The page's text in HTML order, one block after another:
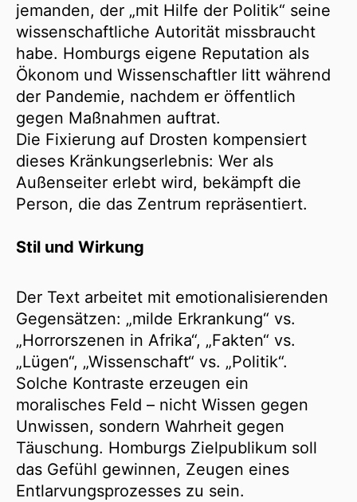
jemanden, der „mit Hilfe der Politik“ seine
wissenschaftliche Autorität missbraucht
habe. Homburgs eigene Reputation als
Ökonom und Wissenschaftler litt während
der Pandemie, nachdem er öffentlich
gegen Maßnahmen auftrat.
Die Fixierung auf Drosten kompensiert
dieses Kränkungserlebnis: Wer als
Außenseiter erlebt wird, bekämpft die
Person, die das Zentrum repräsentiert.
Stil und Wirkung
Der Text arbeitet mit emotionalisierenden
Gegensätzen: „milde Erkrankung“ vs.
„Horrorszenen in Afrika“, „Fakten“ vs.
„Lügen“, „Wissenschaft“ vs. „Politik“.
Solche Kontraste erzeugen ein
moralisches Feld – nicht Wissen gegen
Unwissen, sondern Wahrheit gegen
Täuschung. Homburgs Zielpublikum soll
das Gefühl gewinnen, Zeugen eines
Entlarvungsprozesses zu sein.